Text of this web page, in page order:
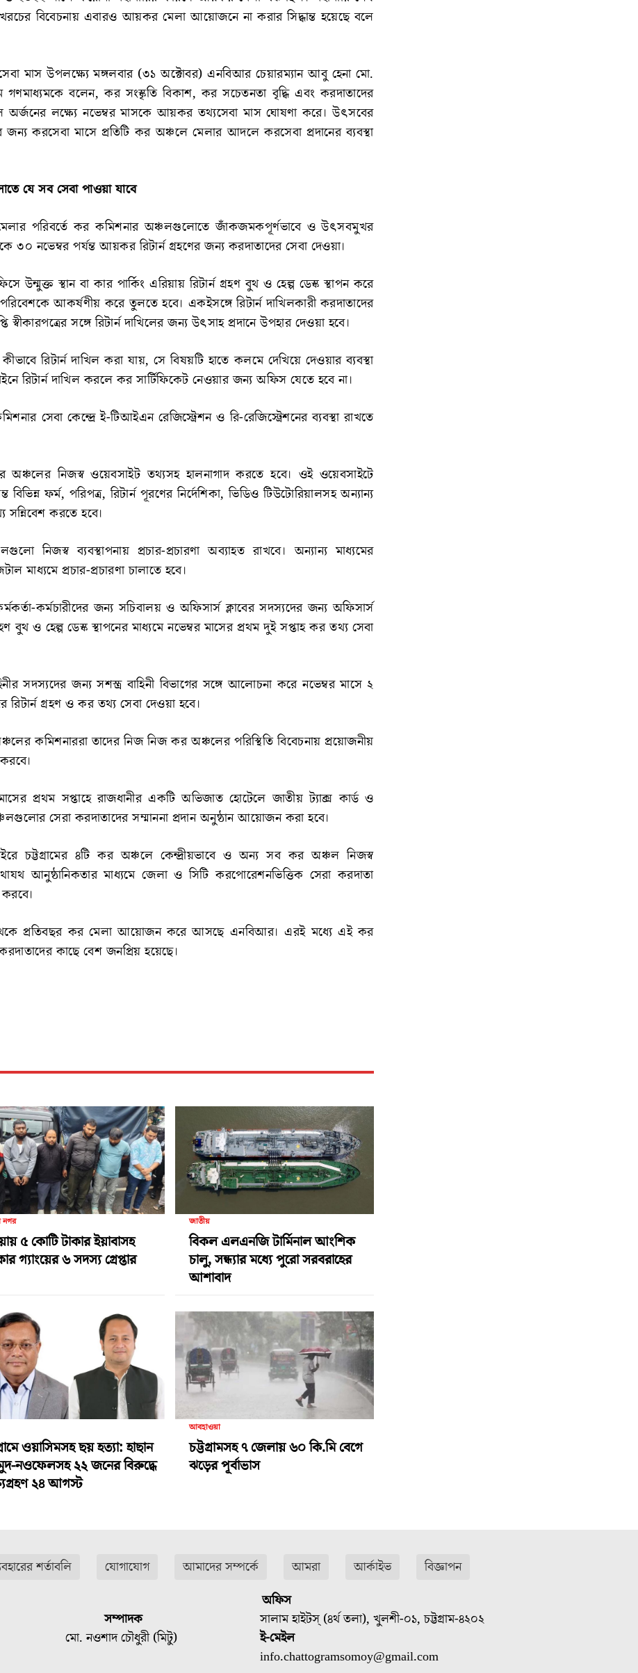
বিবেচনায় এবারও আয়কর মেলা আয়োজনে না করার সিদ্ধান্ত হয়েছে বলে
মাস উপলক্ষ্যে মঙ্গলবার (৩১ অক্টোবর) এনবিআর চেয়ারম্যান আবু হেনা মো.
গণমাধ্যমকে বলেন, কর সংস্কৃতি বিকাশ, কর সচেতনতা বৃদ্ধি এবং করদাতাদের
অর্জনের লক্ষ্যে নভেম্বর মাসকে আয়কর তথ্যসেবা মাস ঘোষণা করে। উৎসবের
করসেবা মাসে প্রতিটি কর অঞ্চলে মেলার আদলে করসেবা প্রদানের ব্যবস্থা
যে সব সেবা পাওয়া যাবে
পরিবর্তে কর কমিশনার অঞ্চলগুলোতে জাঁকজমকপূর্ণভাবে ও উৎসবমুখর
৩০ নভেম্বর পর্যন্ত আয়কর রিটার্ন গ্রহণের জন্য করদাতাদের সেবা দেওয়া।
উন্মুক্ত স্থান বা কার পার্কিং এরিয়ায় রিটার্ন গ্রহণ বুথ ও হেল্প ডেস্ক স্থাপন করে
পরিবেশকে আকর্ষণীয় করে তুলতে হবে। একইসঙ্গে রিটার্ন দাখিলকারী করদাতাদের
স্বীকারপত্রের সঙ্গে রিটার্ন দাখিলের জন্য উৎসাহ প্রদানে উপহার দেওয়া হবে।
রিটার্ন দাখিল করা যায়, সে বিষয়টি হাতে কলমে দেখিয়ে দেওয়ার ব্যবস্থা
রিটার্ন দাখিল করলে কর সার্টিফিকেট নেওয়ার জন্য অফিস যেতে হবে না।
সেবা কেন্দ্রে ই-টিআইএন রেজিস্ট্রেশন ও রি-রেজিস্ট্রেশনের ব্যবস্থা রাখতে
অঞ্চলের নিজস্ব ওয়েবসাইট তথ্যসহ হালনাগাদ করতে হবে। ওই ওয়েবসাইটে
ফর্ম, পরিপত্র, রিটার্ন পূরণের নির্দেশিকা, ভিডিও টিউটোরিয়ালসহ অন্যান্য
সন্নিবেশ করতে হবে।
নিজস্ব ব্যবস্থাপনায় প্রচার-প্রচারণা অব্যাহত রাখবে। অন্যান্য মাধ্যমের
মাধ্যমে প্রচার-প্রচারণা চালাতে হবে।
কর্মচারীদের জন্য সচিবালয় ও অফিসার্স ক্লাবের সদস্যদের জন্য অফিসার্স
বুথ ও হেল্প ডেস্ক স্থাপনের মাধ্যমে নভেম্বর মাসের প্রথম দুই সপ্তাহ কর তথ্য সেবা
সদস্যদের জন্য সশস্ত্র বাহিনী বিভাগের সঙ্গে আলোচনা করে নভেম্বর মাসে ২
রিটার্ন গ্রহণ ও কর তথ্য সেবা দেওয়া হবে।
কমিশনাররা তাদের নিজ নিজ কর অঞ্চলের পরিস্থিতি বিবেচনায় প্রয়োজনীয়
প্রথম সপ্তাহে রাজধানীর একটি অভিজাত হোটেলে জাতীয় ট্যাক্স কার্ড ও
সেরা করদাতাদের সম্মাননা প্রদান অনুষ্ঠান আয়োজন করা হবে।
চট্টগ্রামের ৪টি কর অঞ্চলে কেন্দ্রীয়ভাবে ও অন্য সব কর অঞ্চল নিজস্ব
আনুষ্ঠানিকতার মাধ্যমে জেলা ও সিটি করপোরেশনভিত্তিক সেরা করদাতা
করবে।
প্রতিবছর কর মেলা আয়োজন করে আসছে এনবিআর। এরই মধ্যে এই কর
কাছে বেশ জনপ্রিয় হয়েছে।
নগর
৫ কোটি টাকার ইয়াবাসহ
গ্যাংয়ের ৬ সদস্য গ্রেপ্তার
জাতীয়
বিকল এলএনজি টার্মিনাল আংশিক
চালু, সন্ধ্যার মধ্যে পুরো সরবরাহের
আশাবাদ
ওয়াসিমসহ ছয় হত্যা: হাছান
নওফেলসহ ২২ জনের বিরুদ্ধে
২৪ আগস্ট
আবহাওয়া
চট্টগ্রামসহ ৭ জেলায় ৬০ কি.মি বেগে
ঝড়ের পূর্বাভাস
শর্তাবলি যোগাযোগ আমাদের সম্পর্কে আমরা আর্কাইভ বিজ্ঞাপন
সম্পাদক
মো. নওশাদ চৌধুরী (মিটু)
অফিস
সালাম হাইটস্ (৪র্থ তলা), খুলশী-০১, চট্টগ্রাম-৪২০২
ই-মেইল
info.chattogramsomoy@gmail.com